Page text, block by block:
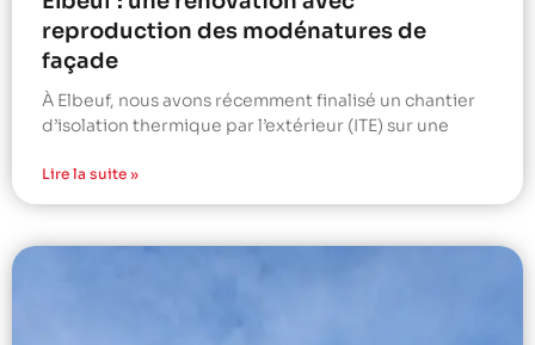
reproduction des modénatures de
façade
À Elbeuf, nous avons récemment finalisé un chantier
d’isolation thermique par l’extérieur (ITE) sur une
Lire la suite »